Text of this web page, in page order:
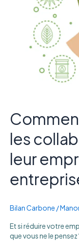
les
leur
Bilan Carbone /
Et si réduire votre
que vous ne le
empreinte
entreprise